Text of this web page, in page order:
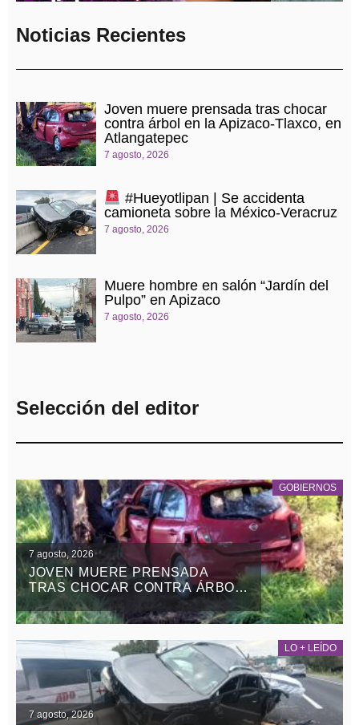
Noticias Recientes
Joven muere prensada tras chocar
contra árbol en la Apizaco-Tlaxco, en
Atlangatepec
7 agosto, 2026
#Hueyotlipan | Se accidenta
camioneta sobre la México-Veracruz
7 agosto, 2026
Muere hombre en salón “Jardín del
Pulpo” en Apizaco
7 agosto, 2026
Selección del editor
GOBIERNOS
7 agosto, 2026
JOVEN MUERE PRENSADA
TRAS CHOCAR CONTRA ÁRBOL
EN LA APIZACO-TLAXCO, EN
ATLANGATEPEC
LO + LEÍDO
7 agosto, 2026